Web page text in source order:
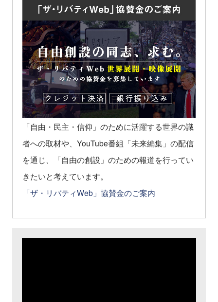
「自由・民主・信仰」のために活躍する世界の識
者への取材や、YouTube番組「未来編集」の配信
を通じ、「自由の創設」のための報道を行ってい
きたいと考えています。
「ザ・リバティWeb」協賛金のご案内